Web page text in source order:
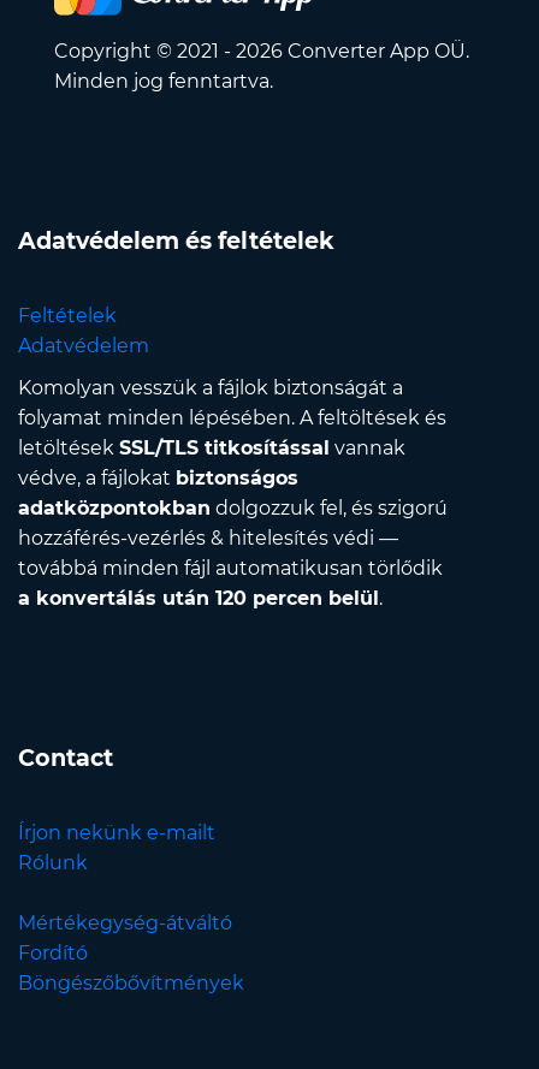
Copyright © 2021 - 2026 Converter App OÜ.
Minden jog fenntartva.
Adatvédelem és feltételek
Feltételek
Adatvédelem
Komolyan vesszük a fájlok biztonságát a
folyamat minden lépésében. A feltöltések és
letöltések SSL/TLS titkosítással vannak
védve, a fájlokat biztonságos
adatközpontokban dolgozzuk fel, és szigorú
hozzáférés-vezérlés & hitelesítés védi —
továbbá minden fájl automatikusan törlődik
a konvertálás után 120 percen belül.
Contact
Írjon nekünk e-mailt
Rólunk
Mértékegység-átváltó
Fordító
Böngészőbővítmények